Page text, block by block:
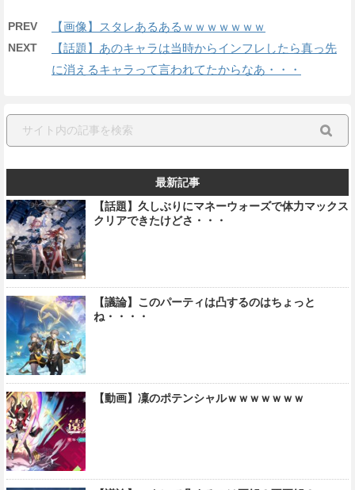
PREV 【画像】スタレあるあるｗｗｗｗｗｗｗ
NEXT
【話題】あのキャラは当時からインフレしたら真っ先
に消えるキャラって言われてたからなあ・・・
最新記事
【話題】久しぶりにマネーウォーズで体力マックス
クリアできたけどさ・・・
【議論】このパーティは凸するのはちょっと
ね・・・・
【動画】凜のポテンシャルｗｗｗｗｗｗｗ